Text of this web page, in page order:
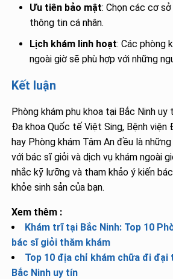
Ưu tiên bảo mật: Chọn các cơ
thông tin cá nhân.
Lịch khám linh hoạt: Các phòng
ngoài giờ sẽ phù hợp với những
Kết luận
Phòng khám phụ khoa tại Bắc Ninh uy
Đa khoa Quốc tế Việt Sing, Bệnh viện
hay Phòng khám Tâm An đều là
với bác sĩ giỏi và dịch vụ khám ngoài
nhắc kỹ lưỡng và tham khảo ý kiến
khỏe sinh sản của bạn.
Xem thêm :
Khám trĩ tại Bắc Ninh: Top 10
bác sĩ giỏi thăm khám
Top 10 địa chỉ khám chữa đi
Bắc Ninh uy tín